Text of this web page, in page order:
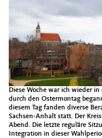
Diese Woche war ich wieder
durch den Ostermontag
diesem Tag fanden diverse
Sachsen-Anhalt statt. Der
Abend. Die letzte reguläre
Integration in dieser